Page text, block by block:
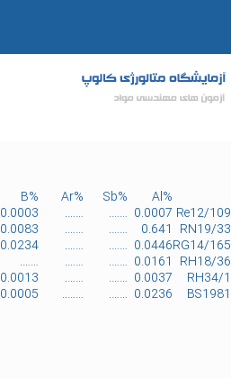
جدول پوشش عناصر کوانتومتری
%Al
%Sb
%Ar
%B
Re12/109
0.0007
…….
…….
0.0003
RN19/33
0.641
…….
…….
0.0083
RG14/165
0.0446
…….
…….
0.0234
RH18/36
0.0161
…….
…….
…….
RH34/1
0.0037
…….
…….
0.0013
BS1981
0.0236
…….
……..
0.0005